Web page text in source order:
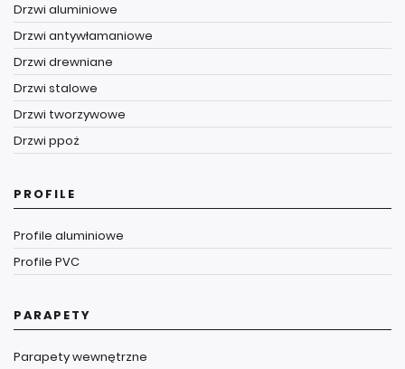
Drzwi aluminiowe
Drzwi antywłamaniowe
Drzwi drewniane
Drzwi stalowe
Drzwi tworzywowe
Drzwi ppoż
PROFILE
Profile aluminiowe
Profile PVC
PARAPETY
Parapety wewnętrzne